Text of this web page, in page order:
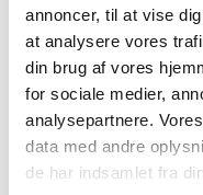
annoncer, til at vise
at analysere vores
din brug af vores
for sociale medier,
analysepartnere.
data med andre
de har indsamlet fra
Noget af det vigtigste at
vi anbefaler
Ofte stillede
prepper